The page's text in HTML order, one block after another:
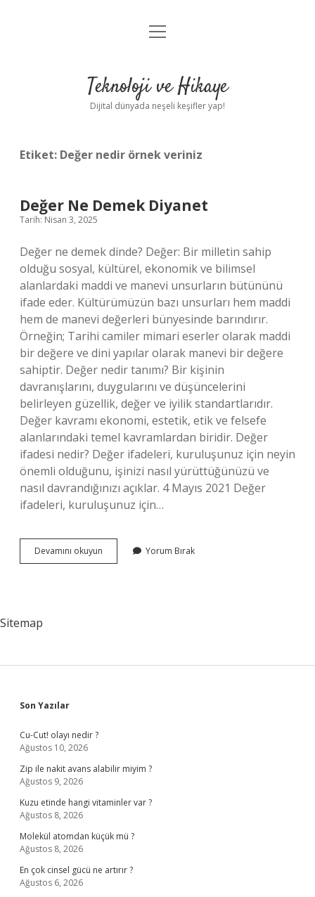
Anasayfa
Yasal Uyarı
menüyü
Teknoloji ve Hikaye
Dijital dünyada neşeli keşifler yap!
Etiket: Değer nedir örnek veriniz
Değer Ne Demek Diyanet
Tarih: Nisan 3, 2025
Değer ne demek dinde? Değer: Bir milletin sahip
olduğu sosyal, kültürel, ekonomik ve bilimsel
alanlardaki maddi ve manevi unsurların bütününü
ifade eder. Kültürümüzün bazı unsurları hem maddi
hem de manevi değerleri bünyesinde barındırır.
Örneğin; Tarihi camiler mimari eserler olarak maddi
bir değere ve dini yapılar olarak manevi bir değere
sahiptir. Değer nedir tanımı? Bir kişinin
davranışlarını, duygularını ve düşüncelerini
belirleyen güzellik, değer ve iyilik standartlarıdır.
Değer kavramı ekonomi, estetik, etik ve felsefe
alanlarındaki temel kavramlardan biridir. Değer
ifadesi nedir? Değer ifadeleri, kuruluşunuz için neyin
önemli olduğunu, işinizi nasıl yürüttüğünüzü ve
nasıl davrandığınızı açıklar. 4 Mayıs 2021 Değer
ifadeleri, kuruluşunuz için…
Devamını okuyun
Ne
Yorum Bırak
Sitemap
Sidebar
Son Yazılar
Cu-Cut! olayı nedir ?
Ağustos 10, 2026
Zip ile nakit avans alabilir miyim ?
Ağustos 9, 2026
Kuzu etinde hangi vitaminler var ?
Ağustos 8, 2026
Molekül atomdan küçük mü ?
Ağustos 8, 2026
En çok cinsel gücü ne artırır ?
Ağustos 6, 2026